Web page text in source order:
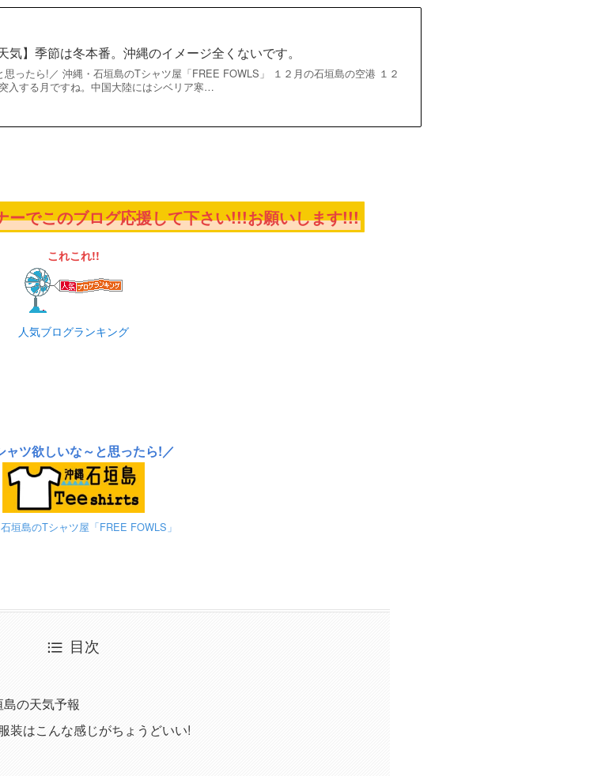
気】季節は冬本番。沖縄のイメージ全くないです。
思ったら!／ 沖縄・石垣島のTシャツ屋「FREE FOWLS」 １２月の石垣島の空港 １２
入する月ですね。中国大陸にはシベリア寒…
ーでこのブログ応援して下さい!!!お願いします!!!
これこれ!!
人気ブログランキング
ャツ欲しいな～と思ったら!／
垣島のTシャツ屋「FREE FOWLS」
目次
島の天気予報
装はこんな感じがちょうどいい!